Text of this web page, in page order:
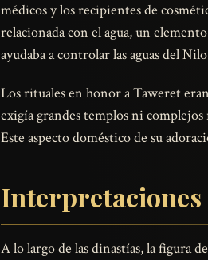
médicos y los recipientes de
relacionada con el agua, un
ayudaba a controlar las aguas del
Los rituales en honor a Taweret
exigía grandes templos ni complejos
Este aspecto doméstico de su
Interpretaciones
A lo largo de las dinastías, la figura de